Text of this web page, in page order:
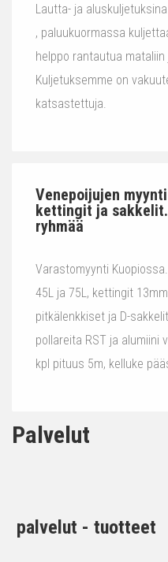
Lautta- ja
, paluukuormassa
helppo rantautua
Kuljetuksemme on
katsastettuja.
Venepoijujen
kettingit ja
ryhmää
Varastomyynti
45L ja 75L, kettingit
pitkälenkkiset ja D-
pollareita RST ja alumiini
kpl pituus 5m, kelluke
Palvelut
palvelut - tuotteet